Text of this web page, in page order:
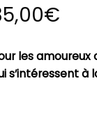
€
les amoureux
s’intéressent à